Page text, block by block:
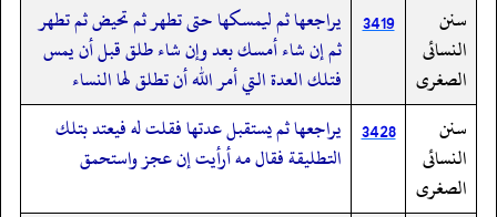
سنن
النسائى
الصغرى
3419
يراجعها ثم ليمسكها حتى تطهر ثم تحيض ثم تطهر
ثم إن شاء أمسك بعد وإن شاء طلق قبل أن يمس
فتلك العدة التي أمر الله أن تطلق لها النساء
سنن
النسائى
الصغرى
3428 يراجعها ثم يستقبل عدتها فقلت له فيعتد بتلك
التطليقة فقال مه أرأيت إن عجز واستحمق